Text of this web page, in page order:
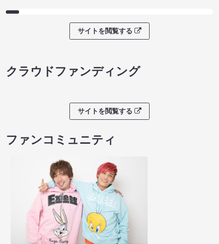
サイトを閲覧する
クラウドファンディング
サイトを閲覧する
ファンコミュニティ